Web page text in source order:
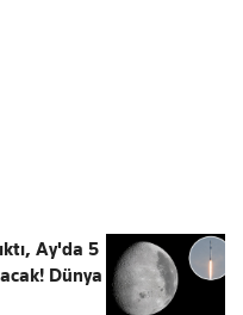
Ay'da 5
Dünya